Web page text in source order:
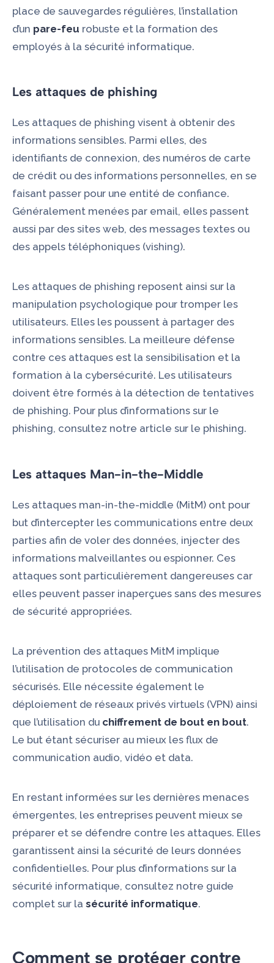
place de sauvegardes régulières, l’installation
d’un pare-feu robuste et la formation des
employés à la sécurité informatique.
Les attaques de phishing
Les attaques de phishing visent à obtenir des
informations sensibles. Parmi elles, des
identifiants de connexion, des numéros de carte
de crédit ou des informations personnelles, en se
faisant passer pour une entité de confiance.
Généralement menées par email, elles passent
aussi par des sites web, des messages textes ou
des appels téléphoniques (vishing).
Les attaques de phishing reposent ainsi sur la
manipulation psychologique pour tromper les
utilisateurs. Elles les poussent à partager des
informations sensibles. La meilleure défense
contre ces attaques est la sensibilisation et la
formation à la cybersécurité. Les utilisateurs
doivent être formés à la détection de tentatives
de phishing. Pour plus d’informations sur le
phishing, consultez notre article sur le phishing.
Les attaques Man-in-the-Middle
Les attaques man-in-the-middle (MitM) ont pour
but d’intercepter les communications entre deux
parties afin de voler des données, injecter des
informations malveillantes ou espionner. Ces
attaques sont particulièrement dangereuses car
elles peuvent passer inaperçues sans des mesures
de sécurité appropriées.
La prévention des attaques MitM implique
l’utilisation de protocoles de communication
sécurisés. Elle nécessite également le
déploiement de réseaux privés virtuels (VPN) ainsi
que l’utilisation du chiffrement de bout en bout.
Le but étant sécuriser au mieux les flux de
communication audio, vidéo et data.
En restant informées sur les dernières menaces
émergentes, les entreprises peuvent mieux se
préparer et se défendre contre les attaques. Elles
garantissent ainsi la sécurité de leurs données
confidentielles. Pour plus d’informations sur la
sécurité informatique, consultez notre guide
complet sur la sécurité informatique.
Comment se protéger contre